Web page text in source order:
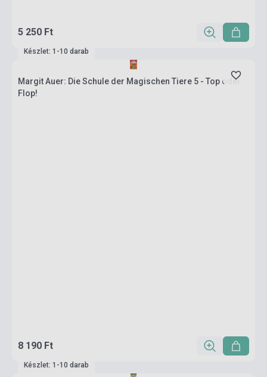
5 250 Ft
Készlet: 1-10 darab
Margit Auer: Die Schule der Magischen Tiere 5 - Top oder
Flop!
8 190 Ft
Készlet: 1-10 darab